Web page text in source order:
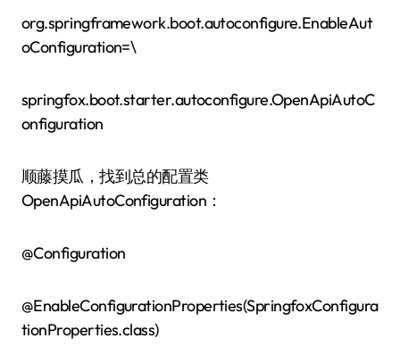
org.springframework.boot.autoconfigure.EnableAut
oConfiguration=\
springfox.boot.starter.autoconfigure.OpenApiAutoC
onfiguration
顺藤摸瓜，找到总的配置类
OpenApiAutoConfiguration：
@Configuration
@EnableConfigurationProperties(SpringfoxConfigura
tionProperties.class)